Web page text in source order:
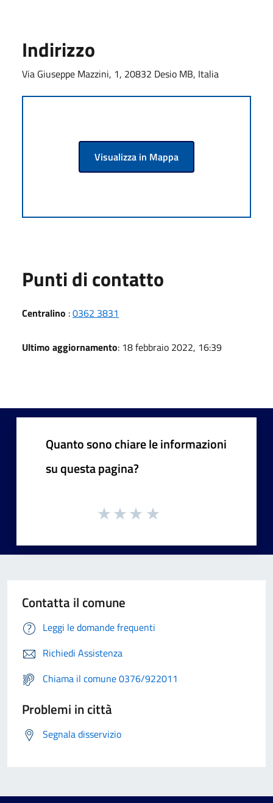
Indirizzo
Via Giuseppe Mazzini, 1, 20832 Desio MB, Italia
Visualizza in Mappa
Punti di contatto
Centralino :0362 3831
Ultimo aggiornamento: 18 febbraio 2022, 16:39
Quanto sono chiare le informazioni
su questa pagina?
Contatta il comune
Leggi le domande frequenti
Richiedi Assistenza
Chiama il comune 0376/922011
Problemi in città
Segnala disservizio